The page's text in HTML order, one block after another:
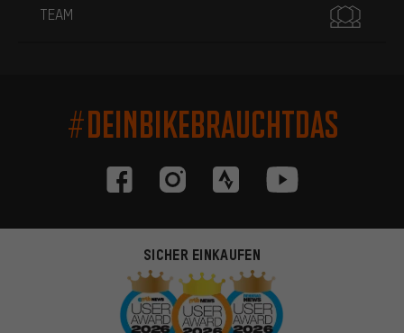
TEAM
#DEINBIKEBRAUCHTDAS
SICHER EINKAUFEN